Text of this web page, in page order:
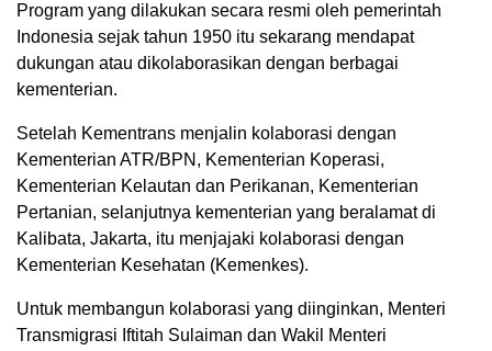
Program yang dilakukan secara resmi oleh pemerintah
Indonesia sejak tahun 1950 itu sekarang mendapat
dukungan atau dikolaborasikan dengan berbagai
kementerian.
Setelah Kementrans menjalin kolaborasi dengan
Kementerian ATR/BPN, Kementerian Koperasi,
Kementerian Kelautan dan Perikanan, Kementerian
Pertanian, selanjutnya kementerian yang beralamat di
Kalibata, Jakarta, itu menjajaki kolaborasi dengan
Kementerian Kesehatan (Kemenkes).
Untuk membangun kolaborasi yang diinginkan, Menteri
Transmigrasi Iftitah Sulaiman dan Wakil Menteri